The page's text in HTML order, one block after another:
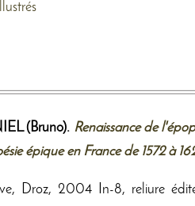
(Bruno). Renaissance de
épique en France de 1572 à
Droz, 2004 In-8, reliure